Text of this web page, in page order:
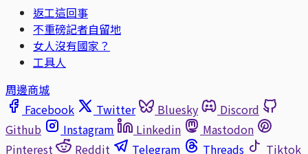
返工這回事
不重磅記者自留地
女人沒有國家？
工具人
周邊商城
Facebook
Twitter Bluesky
Discord
Github
Instagram Linkedin
Mastodon
Pinterest
Reddit Telegram Threads
Tiktok